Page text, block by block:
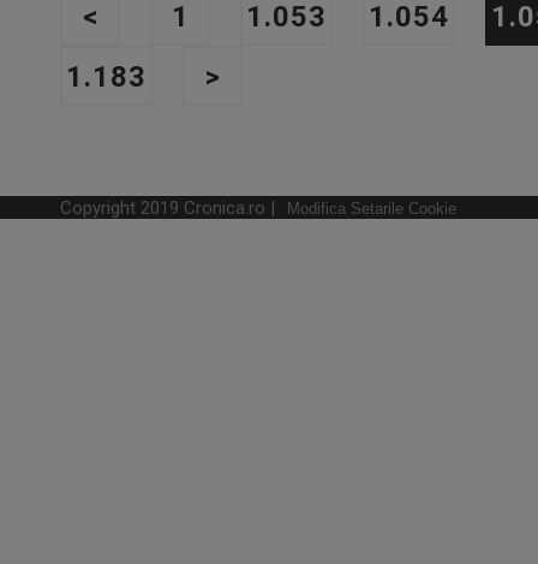
< 1 1.053 1.054
1.183
>
Copyright 2019 Cronica.ro | Modifica Setarile Cookie